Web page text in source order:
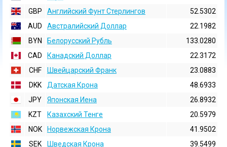
GBP
Английский Фунт Стерлингов
52.5302
AUD
Австралийский Доллар
22.1982
BYN
Белорусский Рубль
133.0280
CAD
Канадский Доллар
22.3172
CHF
Швейцарский Франк
23.0883
DKK
Датская Крона
48.6933
JPY
Японская Иена
26.8932
KZT
Казахский Тенге
20.5979
NOK
Норвежская Крона
41.9502
SEK
Шведская Крона
39.5499